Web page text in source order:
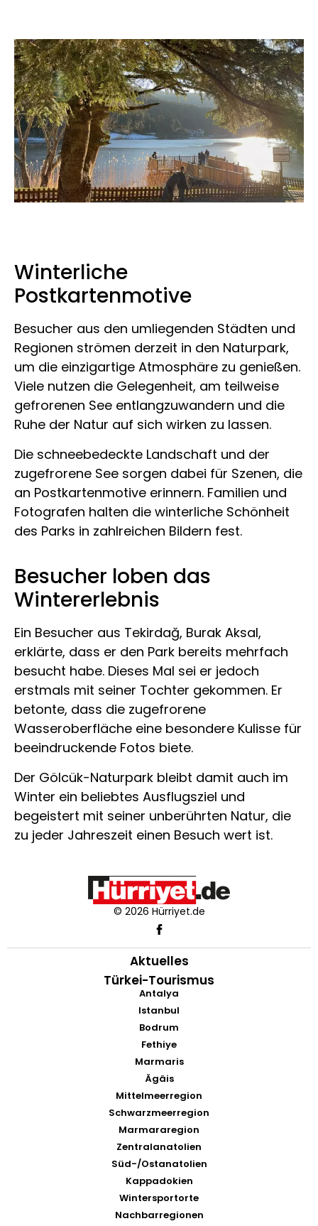
Winterliche
Postkartenmotive
Besucher aus den umliegenden Städten und
Regionen strömen derzeit in den Naturpark,
um die einzigartige Atmosphäre zu genießen.
Viele nutzen die Gelegenheit, am teilweise
gefrorenen See entlangzuwandern und die
Ruhe der Natur auf sich wirken zu lassen.
Die schneebedeckte Landschaft und der
zugefrorene See sorgen dabei für Szenen, die
an Postkartenmotive erinnern. Familien und
Fotografen halten die winterliche Schönheit
des Parks in zahlreichen Bildern fest.
Besucher loben das
Wintererlebnis
Ein Besucher aus Tekirdağ, Burak Aksal,
erklärte, dass er den Park bereits mehrfach
besucht habe. Dieses Mal sei er jedoch
erstmals mit seiner Tochter gekommen. Er
betonte, dass die zugefrorene
Wasseroberfläche eine besondere Kulisse für
beeindruckende Fotos biete.
Der Gölcük-Naturpark bleibt damit auch im
Winter ein beliebtes Ausflugsziel und
begeistert mit seiner unberührten Natur, die
zu jeder Jahreszeit einen Besuch wert ist.
© 2026 Hürriyet.de
Aktuelles
Türkei-Tourismus
Antalya
Istanbul
Bodrum
Fethiye
Marmaris
Ägäis
Mittelmeerregion
Schwarzmeerregion
Marmararegion
Zentralanatolien
Süd-/Ostanatolien
Kappadokien
Wintersportorte
Nachbarregionen